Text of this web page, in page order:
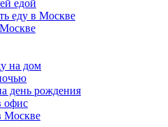
едой
еду в Москве
на дом
день рождения
офис
Москве